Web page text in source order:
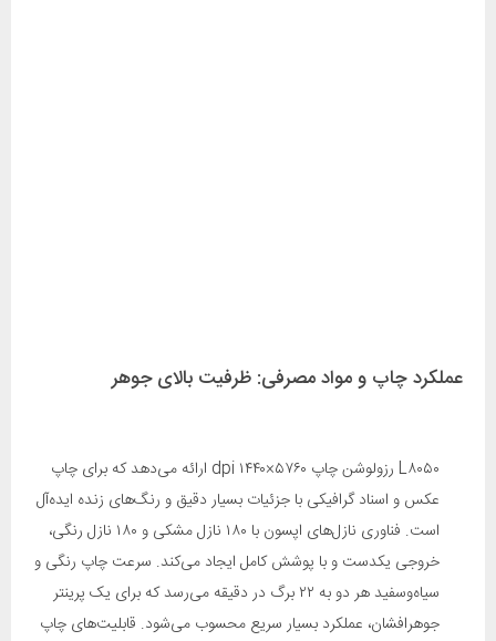
عملکرد چاپ و مواد مصرفی: ظرفیت بالای جوهر
L۸۰۵۰ رزولوشن چاپ ۵۷۶۰×۱۴۴۰ dpi ارائه می‌دهد که برای چاپ
عکس و اسناد گرافیکی با جزئیات بسیار دقیق و رنگ‌های زنده ایده‌آل
است. فناوری نازل‌های اپسون با ۱۸۰ نازل مشکی و ۱۸۰ نازل رنگی،
خروجی یکدست و با پوشش کامل ایجاد می‌کند. سرعت چاپ رنگی و
سیاه‌وسفید هر دو به ۲۲ برگ در دقیقه می‌رسد که برای یک پرینتر
جوهرافشان، عملکرد بسیار سریع محسوب می‌شود. قابلیت‌های چاپ